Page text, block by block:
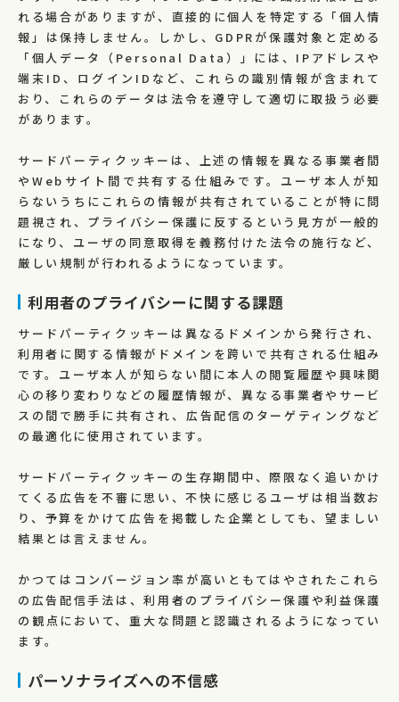
れる場合がありますが、直接的に個人を特定する「個人情
報」は保持しません。しかし、GDPRが保護対象と定める
「個人データ（Personal Data）」には、IPアドレスや
端末ID、ログインIDなど、これらの識別情報が含まれて
おり、これらのデータは法令を遵守して適切に取扱う必要
があります。
サードパーティクッキーは、上述の情報を異なる事業者間
やWebサイト間で共有する仕組みです。ユーザ本人が知
らないうちにこれらの情報が共有されていることが特に問
題視され、プライバシー保護に反するという見方が一般的
になり、ユーザの同意取得を義務付けた法令の施行など、
厳しい規制が行われるようになっています。
利用者のプライバシーに関する課題
サードパーティクッキーは異なるドメインから発行され、
利用者に関する情報がドメインを跨いで共有される仕組み
です。ユーザ本人が知らない間に本人の閲覧履歴や興味関
心の移り変わりなどの履歴情報が、異なる事業者やサービ
スの間で勝手に共有され、広告配信のターゲティングなど
の最適化に使用されています。
サードパーティクッキーの生存期間中、際限なく追いかけ
てくる広告を不審に思い、不快に感じるユーザは相当数お
り、予算をかけて広告を掲載した企業としても、望ましい
結果とは言えません。
かつてはコンバージョン率が高いともてはやされたこれら
の広告配信手法は、利用者のプライバシー保護や利益保護
の観点において、重大な問題と認識されるようになってい
ます。
パーソナライズへの不信感